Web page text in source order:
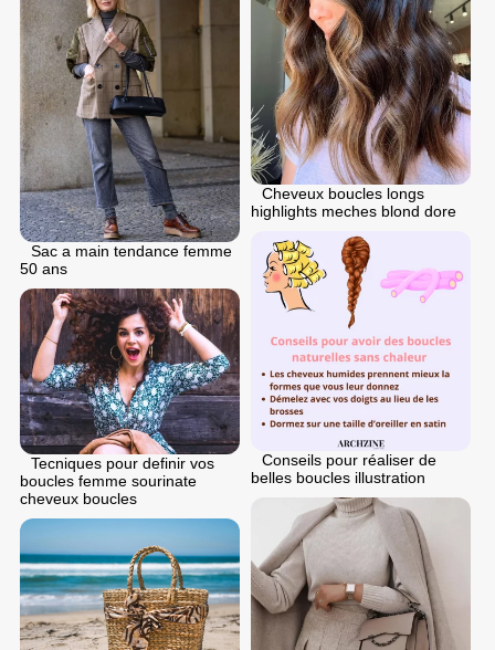
Cheveux boucles longs
highlights meches blond dore
Sac a main tendance femme
50 ans
Conseils pour réaliser de
belles boucles illustration
Tecniques pour definir vos
boucles femme sourinate
cheveux boucles